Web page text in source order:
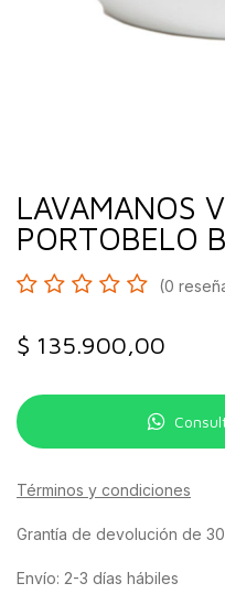
LAVAMANOS
PORTOBELO
(0
$ 135.900,00
Términos y condiciones
Grantía de devolución de
Envío: 2-3 días hábiles